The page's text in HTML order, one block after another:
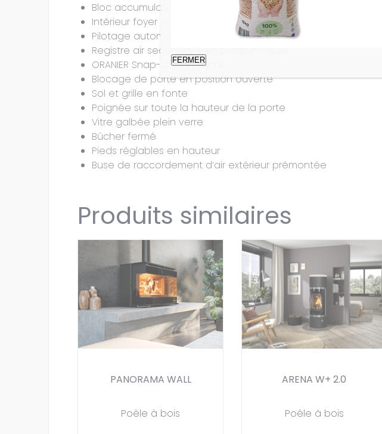
Bloc accumulateur W+, 41 Kg
Intérieur foyer en Béton réfractaire
Pilotage automatique de l‘air primaire
Registre air secondaire en position haute
ORANIER Snap-Lock-système
Blocage de porte en position ouverte
Sol et grille en fonte
Poignée sur toute la hauteur de la porte
Vitre galbée plein verre
Bûcher fermé
Pieds réglables en hauteur
Buse de raccordement d’air extérieur prémontée
Produits similaires
PANORAMA WALL
Poêle à bois
ARENA W+ 2.0
Poêle à bois
FERMER